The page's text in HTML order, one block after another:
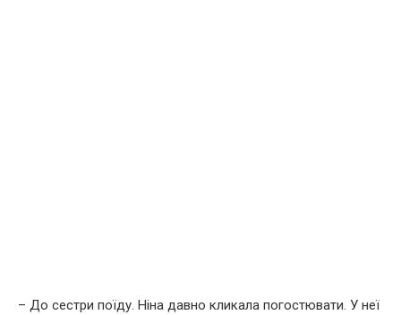
– До сестри поїду. Ніна давно кликала погостювати. У неї